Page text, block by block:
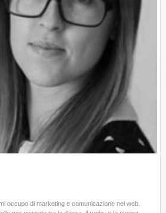
occupo di marketing e comunicazione nel web.